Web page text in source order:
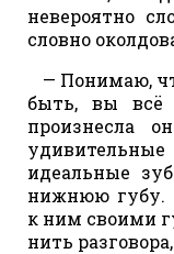
невероятно
словно
— Понимаю,
быть, вы
произнесла
идеальные
нижнюю губу.
к ним своими
нить